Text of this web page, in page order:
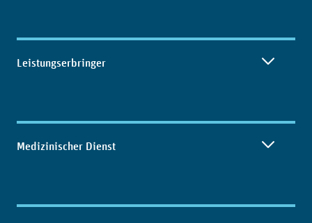
Leistungserbringer
Medizinischer Dienst